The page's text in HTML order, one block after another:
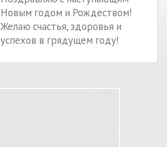
Новым годом и Рождеством!
Желаю счастья, здоровья и
успехов в грядущем году!